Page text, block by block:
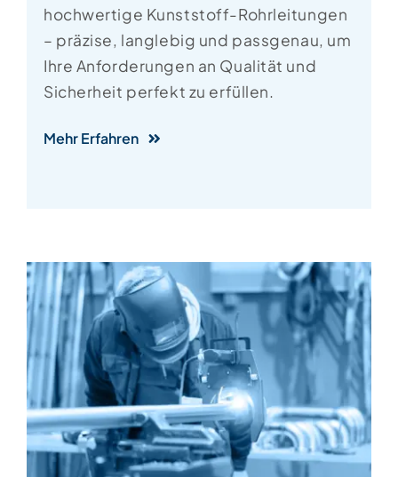
hochwertige Kunststoff-Rohrleitungen
– präzise, langlebig und passgenau, um
Ihre Anforderungen an Qualität und
Sicherheit perfekt zu erfüllen.
Mehr Erfahren